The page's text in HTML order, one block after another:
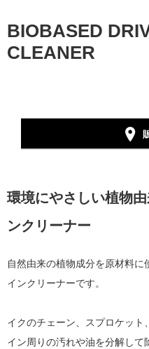
BIOBASED
CLEANER
環境にやさしい植物
ンクリーナー
自然由来の植物成分を原材料
インクリーナーです。
イクのチェーン、スプロケッ
イン周りの汚れや油